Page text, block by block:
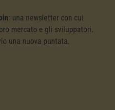
: una newsletter con cui
mercato e gli sviluppatori.
una nuova puntata.